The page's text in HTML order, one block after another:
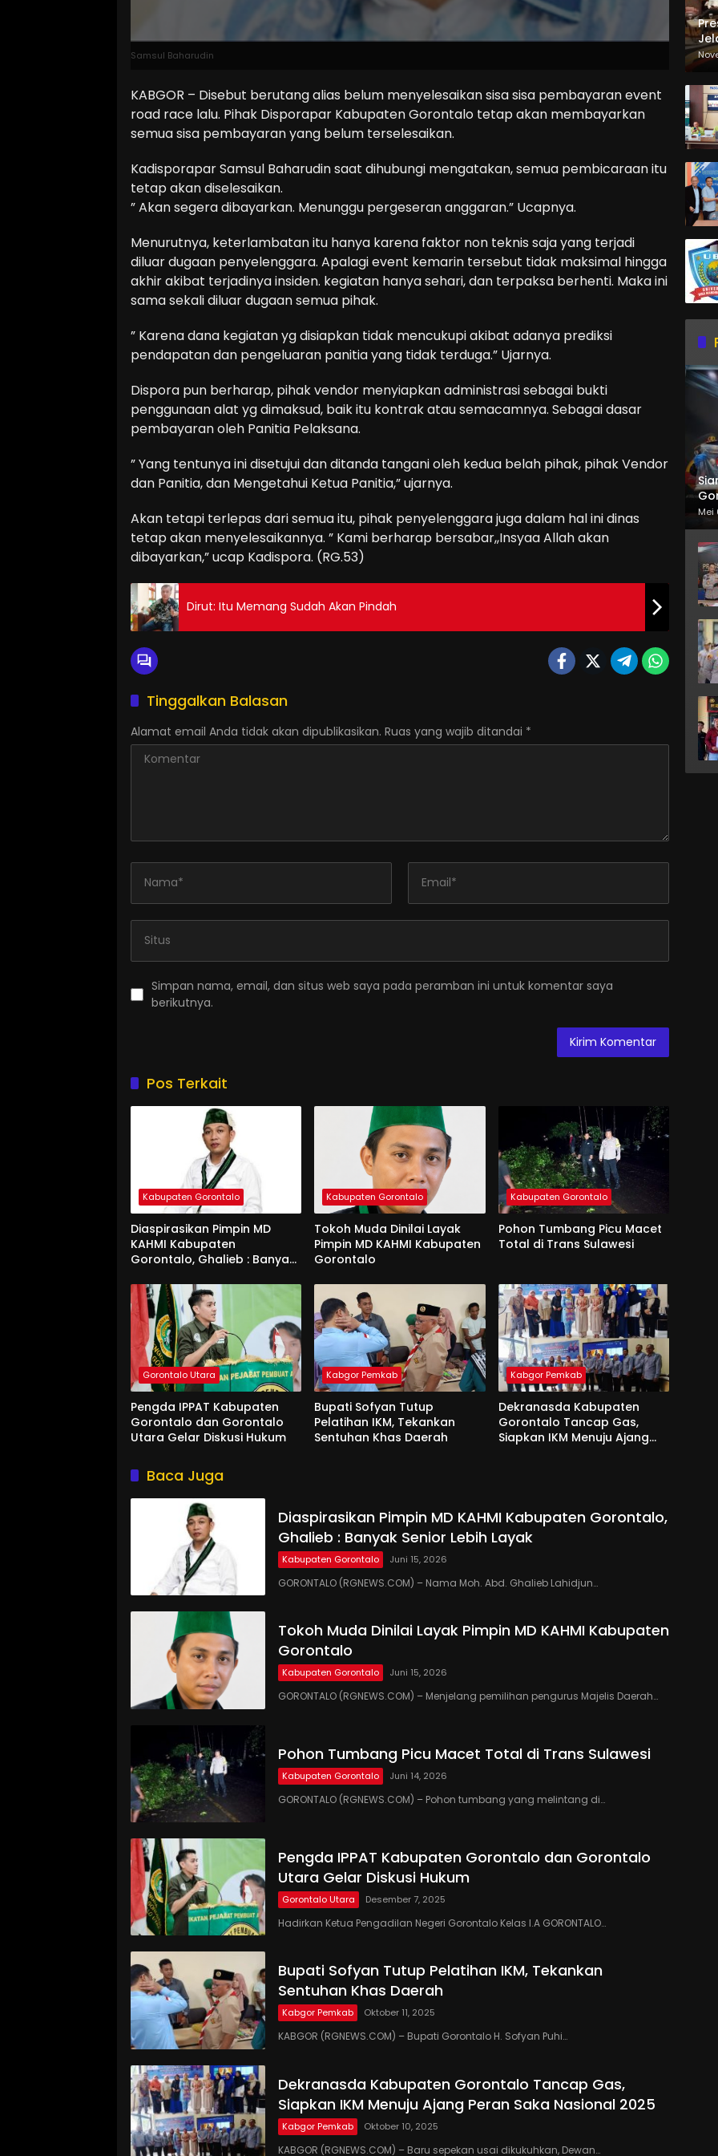
Samsul Baharudin
KABGOR – Disebut berutang alias belum menyelesaikan sisa sisa pembayaran event
road race lalu. Pihak Disporapar Kabupaten Gorontalo tetap akan membayarkan
semua sisa pembayaran yang belum terselesaikan.
Kadisporapar Samsul Baharudin saat dihubungi mengatakan, semua pembicaraan itu
tetap akan diselesaikan.
” Akan segera dibayarkan. Menunggu pergeseran anggaran.” Ucapnya.
Menurutnya, keterlambatan itu hanya karena faktor non teknis saja yang terjadi
diluar dugaan penyelenggara. Apalagi event kemarin tersebut tidak maksimal hingga
akhir akibat terjadinya insiden. kegiatan hanya sehari, dan terpaksa berhenti. Maka ini
sama sekali diluar dugaan semua pihak.
” Karena dana kegiatan yg disiapkan tidak mencukupi akibat adanya prediksi
pendapatan dan pengeluaran panitia yang tidak terduga.” Ujarnya.
Dispora pun berharap, pihak vendor menyiapkan administrasi sebagai bukti
penggunaan alat yg dimaksud, baik itu kontrak atau semacamnya. Sebagai dasar
pembayaran oleh Panitia Pelaksana.
” Yang tentunya ini disetujui dan ditanda tangani oleh kedua belah pihak, pihak Vendor
dan Panitia, dan Mengetahui Ketua Panitia,” ujarnya.
Akan tetapi terlepas dari semua itu, pihak penyelenggara juga dalam hal ini dinas
tetap akan menyelesaikannya. ” Kami berharap bersabar,,Insyaa Allah akan
dibayarkan,” ucap Kadispora. (RG.53)
Dirut: Itu Memang Sudah Akan Pindah
Tinggalkan Balasan
Alamat email Anda tidak akan dipublikasikan. Ruas yang wajib ditandai *
Simpan nama, email, dan situs web saya pada peramban ini untuk komentar saya
berikutnya.
Pos Terkait
Kabupaten Gorontalo
Diaspirasikan Pimpin MD
KAHMI Kabupaten
Gorontalo, Ghalieb : Banyak
Kabupaten Gorontalo
Tokoh Muda Dinilai Layak
Pimpin MD KAHMI Kabupaten
Gorontalo
Kabupaten Gorontalo
Pohon Tumbang Picu Macet
Total di Trans Sulawesi
Gorontalo Utara
Pengda IPPAT Kabupaten
Gorontalo dan Gorontalo
Utara Gelar Diskusi Hukum
Kabgor Pemkab
Bupati Sofyan Tutup
Pelatihan IKM, Tekankan
Sentuhan Khas Daerah
Kabgor Pemkab
Dekranasda Kabupaten
Gorontalo Tancap Gas,
Siapkan IKM Menuju Ajang
Baca Juga
Diaspirasikan Pimpin MD KAHMI Kabupaten Gorontalo,
Ghalieb : Banyak Senior Lebih Layak
Kabupaten Gorontalo Juni 15, 2026
GORONTALO (RGNEWS.COM) – Nama Moh. Abd. Ghalieb Lahidjun…
Tokoh Muda Dinilai Layak Pimpin MD KAHMI Kabupaten
Gorontalo
Kabupaten Gorontalo Juni 15, 2026
GORONTALO (RGNEWS.COM) – Menjelang pemilihan pengurus Majelis Daerah…
Pohon Tumbang Picu Macet Total di Trans Sulawesi
Kabupaten Gorontalo Juni 14, 2026
GORONTALO (RGNEWS.COM) – Pohon tumbang yang melintang di…
Pengda IPPAT Kabupaten Gorontalo dan Gorontalo
Utara Gelar Diskusi Hukum
Gorontalo Utara Desember 7, 2025
Hadirkan Ketua Pengadilan Negeri Gorontalo Kelas I.A GORONTALO…
Bupati Sofyan Tutup Pelatihan IKM, Tekankan
Sentuhan Khas Daerah
Kabgor Pemkab Oktober 11, 2025
KABGOR (RGNEWS.COM) – Bupati Gorontalo H. Sofyan Puhi…
Dekranasda Kabupaten Gorontalo Tancap Gas,
Siapkan IKM Menuju Ajang Peran Saka Nasional 2025
Kabgor Pemkab Oktober 10, 2025
KABGOR (RGNEWS.COM) – Baru sepekan usai dikukuhkan, Dewan…
Mei